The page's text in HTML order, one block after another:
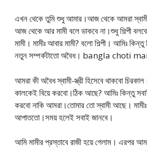
এখন থেকে তুমি শুধু আমার।আজ থেকে আমরা
আজ থেকে আর মামী বলে ডাকবে না।শুধু শিল্পী
মামী। মামীঃ আবার মামী? বলো শিল্পী। আমিঃ
নতুন সম্পর্কটাতো অবৈধ। bangla choti
আমরা কী অবৈধ স্বামী-স্ত্রী হিসেবে থাকবো
কালকেই বিয়ে করবো।ঠিক আছে? আমিঃ কিন্তু
করবো নাকি আমরা।তোমার তো স্বামী আছে।
আপাততো।সময় হলেই সবাই জানবে।
আমি মামীর প্রস্তাবে রাজী হয়ে গেলাম। এরপর